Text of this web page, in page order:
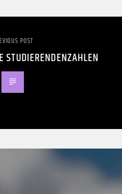
POST
STUDIERENDENZAHLEN